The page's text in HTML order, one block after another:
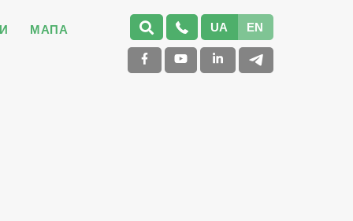
МАПА UA EN